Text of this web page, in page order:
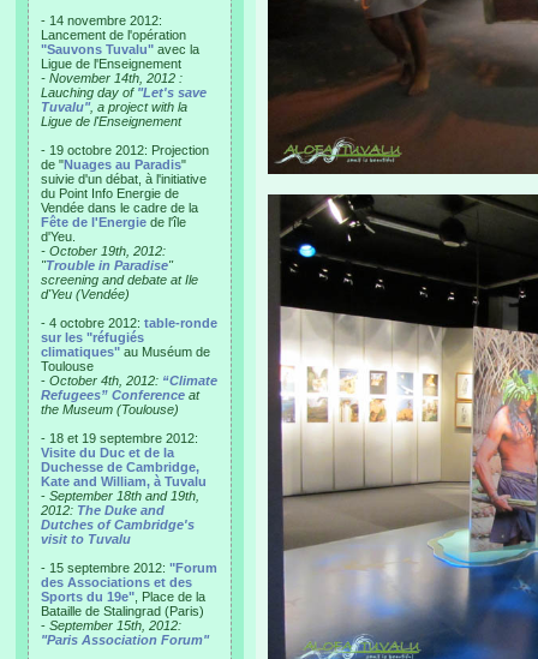
- 14 novembre 2012:
Lancement de l'opération
"Sauvons Tuvalu" avec la
Ligue de l'Enseignement
- November 14th, 2012 :
Lauching day of "Let's save
Tuvalu", a project with la
Ligue de l'Enseignement
- 19 octobre 2012: Projection
de "Nuages au Paradis"
suivie d'un débat, à l'initiative
du Point Info Energie de
Vendée dans le cadre de la
Fête de l'Energie de l'île
d'Yeu.
- October 19th, 2012:
"Trouble in Paradise"
screening and debate at Ile
d'Yeu (Vendée)
- 4 octobre 2012: table-ronde
sur les "réfugiés
climatiques" au Muséum de
Toulouse
- October 4th, 2012: “Climate
Refugees” Conference at
the Museum (Toulouse)
- 18 et 19 septembre 2012:
Visite du Duc et de la
Duchesse de Cambridge,
Kate and William, à Tuvalu
- September 18th and 19th,
2012: The Duke and
Dutches of Cambridge's
visit to Tuvalu
- 15 septembre 2012: "Forum
des Associations et des
Sports du 19e" , Place de la
Bataille de Stalingrad (Paris)
- September 15th, 2012:
"Paris Association Forum"